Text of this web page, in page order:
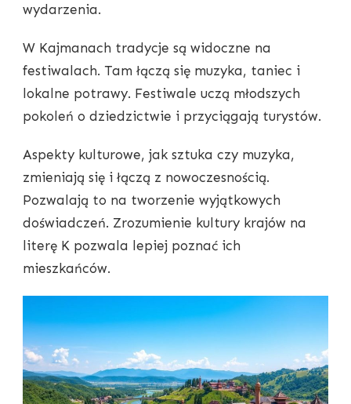
wydarzenia.
W Kajmanach tradycje są widoczne na
festiwalach. Tam łączą się muzyka, taniec i
lokalne potrawy. Festiwale uczą młodszych
pokoleń o dziedzictwie i przyciągają turystów.
Aspekty kulturowe, jak sztuka czy muzyka,
zmieniają się i łączą z nowoczesnością.
Pozwalają to na tworzenie wyjątkowych
doświadczeń. Zrozumienie kultury krajów na
literę K pozwala lepiej poznać ich
mieszkańców.